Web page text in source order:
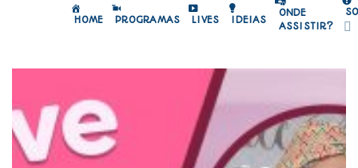
HOME PROGRAMAS LIVES IDEIAS
ONDE
ASSISTIR?